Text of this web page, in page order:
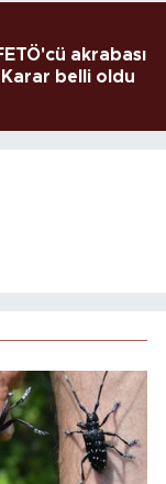
akrabası
Karar belli oldu